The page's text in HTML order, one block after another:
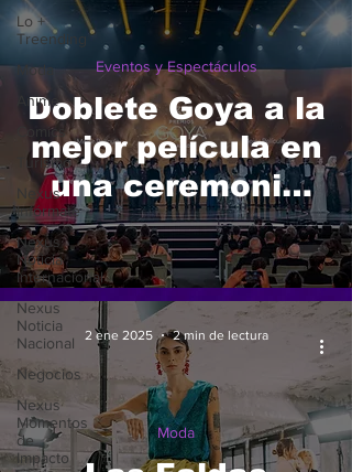
Lo +
Treending
Moda
Anime
Comics
Turismo
Nexus
Infórmate
Nexus
Noticia
Internacional
Nexus
Noticia
Nacional
Negocios
Nexus
Momentos
de
Impacto
Doblete Goya a la
mejor película en
una ceremonia
larga y con
reivindicaciones.
Eventos y Espectáculos
Moda
2 ene 2025 2 min de lectura